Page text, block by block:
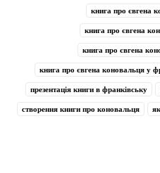
книга про євгена
книга про євгена
книга про євгена
книга про євгена коновальця у
презентація книги в франківську
створення книги про коновальця